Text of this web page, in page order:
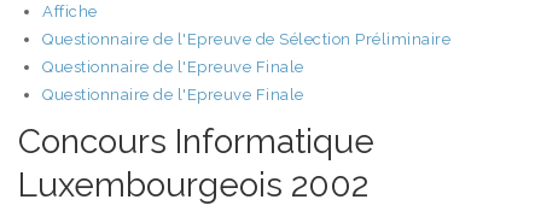
Affiche
Questionnaire de l'Epreuve de Sélection Préliminaire
Questionnaire de l'Epreuve Finale
Questionnaire de l'Epreuve Finale
Concours Informatique
Luxembourgeois 2002